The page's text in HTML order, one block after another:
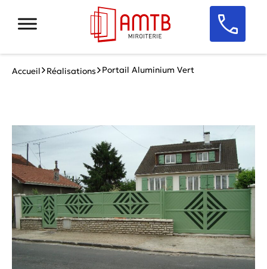
Accueil Réalisations Portail Aluminium Vert